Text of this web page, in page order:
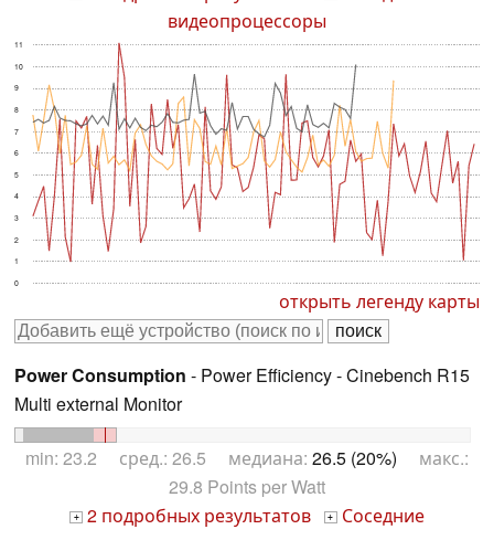
видеопроцессоры
0
1
2
3
4
5
6
7
8
9
10
11
открыть легенду карты
Power Consumption - Power Efficiency - Cinebench R15
Multi external Monitor
min: 23.2 сред.: 26.5 медиана: 26.5 (20%) макс.:
29.8 Points per Watt
+ 2 подробных результатов + Соседние